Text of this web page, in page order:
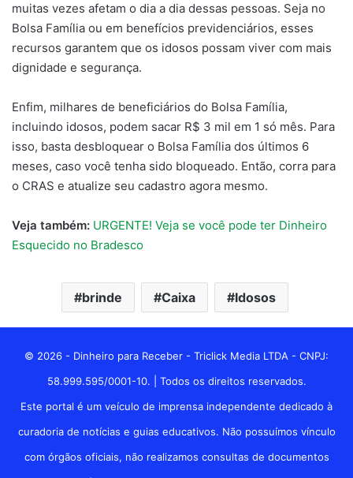
muitas vezes afetam o dia a dia dessas pessoas. Seja no
Bolsa Família ou em benefícios previdenciários, esses
recursos garantem que os idosos possam viver com mais
dignidade e segurança.
Enfim, milhares de beneficiários do Bolsa Família,
incluindo idosos, podem sacar R$ 3 mil em 1 só mês. Para
isso, basta desbloquear o Bolsa Família dos últimos 6
meses, caso você tenha sido bloqueado. Então, corra para
o CRAS e atualize seu cadastro agora mesmo.
Veja também: URGENTE! Veja se você pode ter Dinheiro
Esquecido no Bradesco
brinde Caixa Idosos
© 2026 - Dinheiro para Receber - Triclick Media LTDA - CNPJ:
58.999.595/0001-10. | Todos os direitos reservados.
Este portal é um veículo de imprensa independente dedicado à
curadoria de notícias e guias educativos. Não possuímos vínculo
com órgãos oficiais, não realizamos consultas de documentos